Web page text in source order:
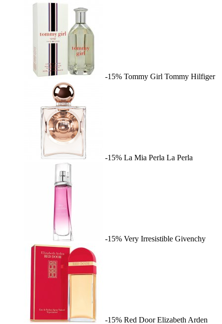
-15% Tommy Girl Tommy Hilfiger
-15% La Mia Perla La Perla
-15% Very Irresistible Givenchy
-15% Red Door Elizabeth Arden